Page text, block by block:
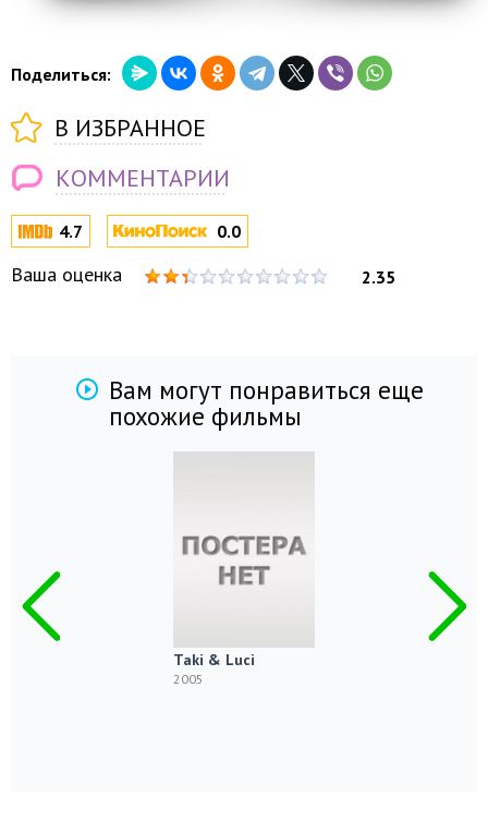
4.7 0.0
Ваша оценка 2.35
Поделиться:
В ИЗБРАННОЕ
КОММЕНТАРИИ
Вам могут понравиться еще
похожие фильмы
Taki & Luci
2005